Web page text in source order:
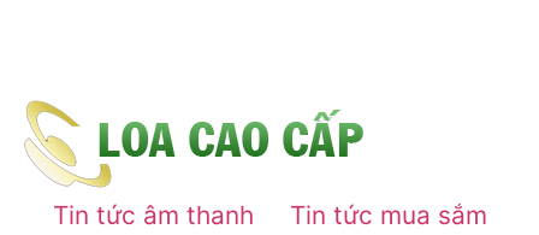
Tin tức âm thanh
Tin tức mua sắm